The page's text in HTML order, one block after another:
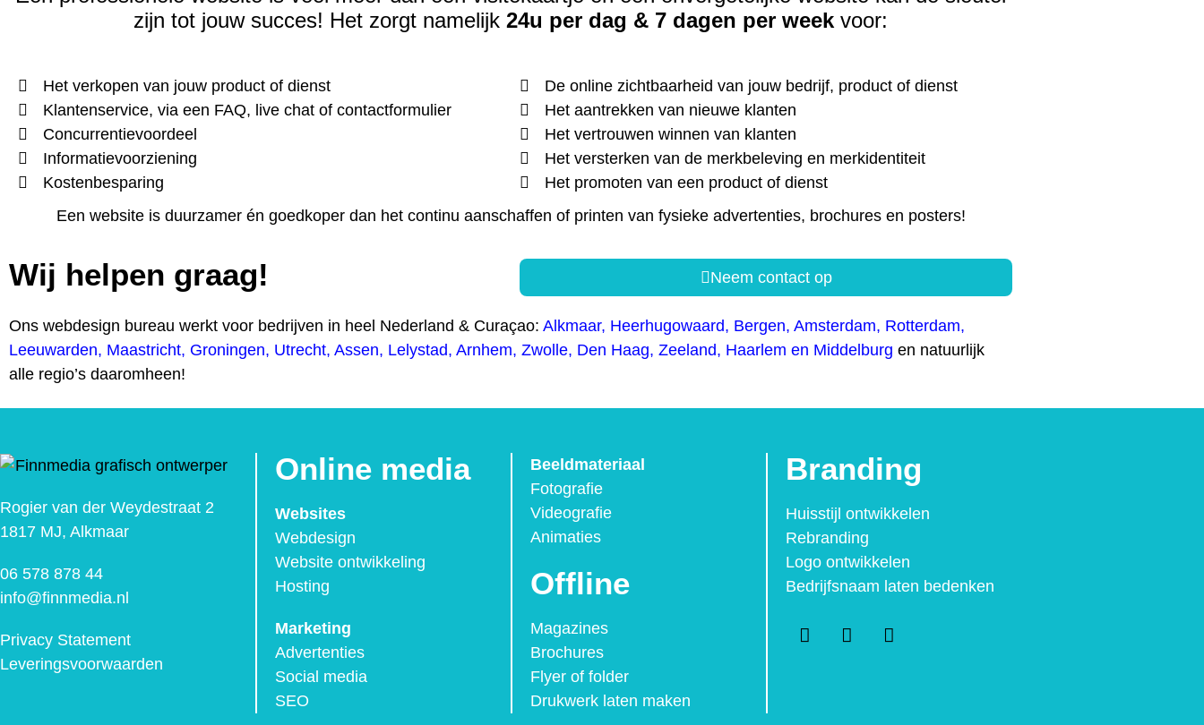
zijn tot jouw succes! Het zorgt namelijk 24u per dag & 7 dagen per week voor:
Het verkopen van jouw product of dienst
Klantenservice, via een FAQ, live chat of contactformulier
Concurrentievoordeel
Informatievoorziening
Kostenbesparing
De online zichtbaarheid van jouw bedrijf, product of dienst
Het aantrekken van nieuwe klanten
Het vertrouwen winnen van klanten
Het versterken van de merkbeleving en merkidentiteit
Het promoten van een product of dienst
Een website is duurzamer én goedkoper dan het continu aanschaffen of printen van fysieke advertenties, brochures en posters!
Wij helpen graag! Neem contact op
Ons webdesign bureau werkt voor bedrijven in heel Nederland & Curaçao: Alkmaar, Heerhugowaard, Bergen, Amsterdam, Rotterdam,
Leeuwarden, Maastricht, Groningen, Utrecht, Assen, Lelystad, Arnhem, Zwolle, Den Haag, Zeeland, Haarlem en Middelburg en natuurlijk
alle regio’s daaromheen!
Rogier van der Weydestraat 2
1817 MJ, Alkmaar
06 578 878 44
info@finnmedia.nl
Privacy Statement
Leveringsvoorwaarden
Online media
Websites
Webdesign
Website ontwikkeling
Hosting
Marketing
Advertenties
Social media
SEO
Beeldmateriaal
Fotografie
Videografie
Animaties
Offline
Magazines
Brochures
Flyer of folder
Drukwerk laten maken
Branding
Huisstijl ontwikkelen
Rebranding
Logo ontwikkelen
Bedrijfsnaam laten bedenken